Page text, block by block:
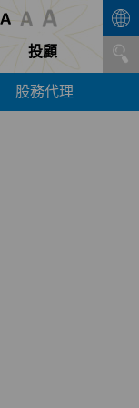
投顧
股務代理